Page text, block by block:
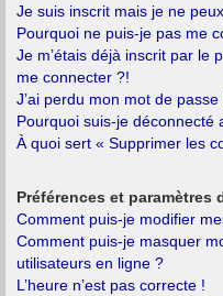
Je suis inscrit mais je ne
Pourquoi ne puis-je pas me
Je m’étais déjà inscrit par le
me connecter ?!
J’ai perdu mon mot de passe
Pourquoi suis-je déconnecté
À quoi sert « Supprimer les
Préférences et paramètres
Comment puis-je modifier
Comment puis-je masquer
utilisateurs en ligne ?
L’heure n’est pas correcte !